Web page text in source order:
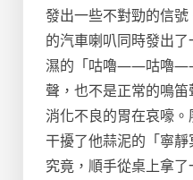
發出一些不對勁的信
的汽車喇叭同時發出
濕的「咕嚕——咕嚕
聲，也不是正常的鳴笛
消化不良的胃在哀嚎
干擾了他蒜泥的「寧
究竟，順手從桌上拿